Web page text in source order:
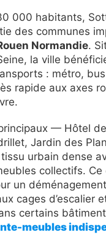
000 habitants,
des communes
Normandie.
la ville
: métro,
rapide aux axes
— Hôtel
Jardin des
urbain dense
collectifs. Ce
un déménagement
cages d’escalier
certains
meubles